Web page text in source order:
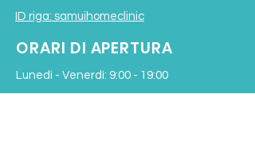
ID riga: samuihomeclinic
ORARI DI APERTURA
Lunedì - Venerdì: 9:00 - 19:00